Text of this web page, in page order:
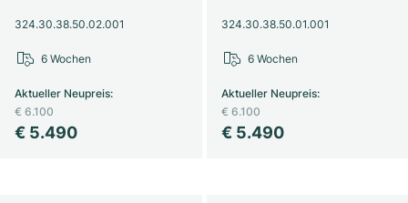
324.30.38.50.02.001
€ 5.490
Aktueller Neupreis:
€ 6.100
6 Wochen
324.30.38.50.01.001
€ 5.490
Aktueller Neupreis:
€ 6.100
6 Wochen